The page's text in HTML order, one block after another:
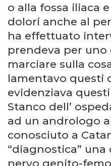
o alla fossa iliaca
dolori anche al
ha effettuato
prendeva per uno
marciare sulla
lamentavo questi
evidenziava
Stanco dell’
ad un andrologo
conosciuto a
“diagnostica”
nervo genito-